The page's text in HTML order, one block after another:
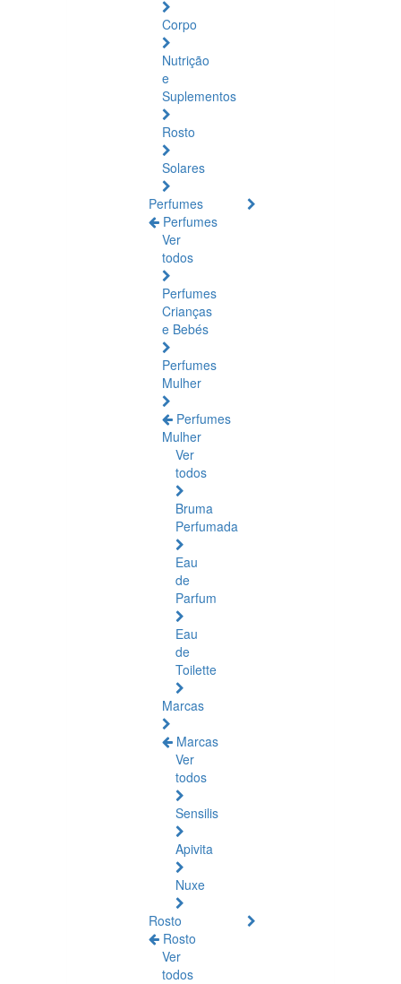
Corpo
Nutrição
e
Suplementos
Rosto
Solares
Perfumes
Perfumes
Ver
todos
Perfumes
Crianças
e Bebés
Perfumes
Mulher
Perfumes
Mulher
Ver
todos
Bruma
Perfumada
Eau
de
Parfum
Eau
de
Toilette
Marcas
Marcas
Ver
todos
Sensilis
Apivita
Nuxe
Rosto
Rosto
Ver
todos